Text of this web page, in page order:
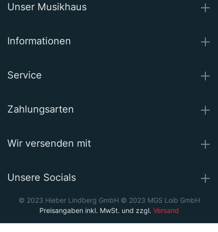
Unser Musikhaus
Informationen
Service
Zahlungsarten
Wir versenden mit
Unsere Socials
© 2023 Hieber Lindberg GmbH © 2023 MGS Loib GmbH
Preisangaben inkl. MwSt. und zzgl. Versand